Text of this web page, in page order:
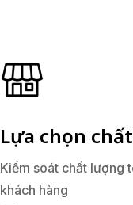
Lựa chọn
Kiểm soát chất lượng
khách hàng